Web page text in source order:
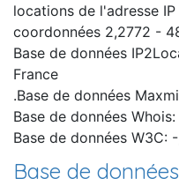
locations de l'adresse
coordonnées 2,2772 -
Base de données
France
.Base de données
Base de données
Base de données W3C:
Base de